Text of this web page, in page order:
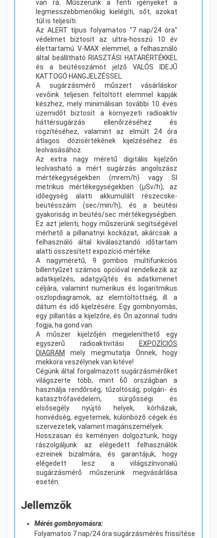
van rá. Műszerünk a fenti igényeket a
legmesszebbmenőkig kielégíti, sőt, azokat
túl is teljesíti.
Az ALERT típus folyamatos "7 nap/24 óra"
védelmet biztosít az ultra-hosszú 10 év
élettartamú V-MAX elemmel , a felhasználó
által beállítható RIASZTÁSI HATÁRÉRTÉKKEL
és a beütésszámot jelző VALÓS IDEJŰ
KATTOGÓ HANGJELZÉSSEL.
A sugárzásmérő műszert vásárláskor
vevőink teljesen feltöltött elemmel kapják
készhez, mely minimálisan további 10 éves
üzemidőt biztosít a környezeti radioaktív
háttérsugárzás ellenőrzéséhez és
rögzítéséhez, valamint az elmúlt 24 óra
átlagos dózisértékének kijelzéséhez és
leolvasásához.
Az extra nagy méretű digitális kijelzőn
leolvasható a mért sugárzás angolszász
mértékegységekben (mrem/h) vagy SI
metrikus mértékegységekben (µSv/h), az
időegység alatti akkumulált részecske-
beütésszám (sec/min/h), és a beütési
gyakoriság in beütés/sec mértékegységben.
Ez azt jelenti, hogy műszerünk segítségével
mérhető a pillanatnyi kockázat, akárcsak a
felhasználó által kiválasztandó időtartam
alatti összesített expozíció mértéke.
A nagyméretű, 9 gombos multifunkciós
billentyűzet számos opcióval rendelkezik az
adatkijelzés, adatgyűjtés és adatkimenet
céljára, valamint numerikus és logaritmikus
oszlopdiagramok, az elemtöltöttség, ill. a
dátum és idő kijelzésére. Egy gombnyomás,
egy pillantás a kijelzőre, és Ön azonnal tudni
fogja, ha gond van.
A műszer kijelzőjén megjeleníthető egy
egyszerű radioaktivitási
EXPOZÍCIÓS
DIAGRAM
mely megmutatja Önnek, hogy
mekkora veszélynek van kitéve!
Cégünk által forgalmazott sugárzásmérőket
világszerte több, mint 60 országban a
használja rendőrség, tűzoltóság, polgári- és
katasztrófavédelem, sürgősségi és
elsősegély nyújtó helyek, kórházak,
honvédség, egyetemek, különböző cégek és
szervezetek, valamint magánszemélyek.
Hosszasan és keményen dolgoztunk, hogy
rászolgáljunk az elégedett felhasználók
ezreinek bizalmára, és garantájuk, hogy
elégedett lesz a világszínvonalú
sugárzásmérő műszerünk megvásárlása
esetén.
Jellemzők
Mérés gombnyomásra:
Folyamatos 7 nap/24 óra sugárzásmérés frissítése